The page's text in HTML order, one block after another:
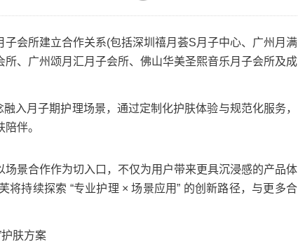
所建立合作关系(包括深圳禧月荟S月子中心、广州月满
、广州颂月汇月子会所、佛山华美圣熙音乐月子会所及成
入月子期护理场景，通过定制化护肤体验与规范化服务，
伴。
合作作为切入口，不仅为用户带来更具沉浸感的产品体
持续探索 “专业护理 × 场景应用” 的创新路径，与更多合
肤方案